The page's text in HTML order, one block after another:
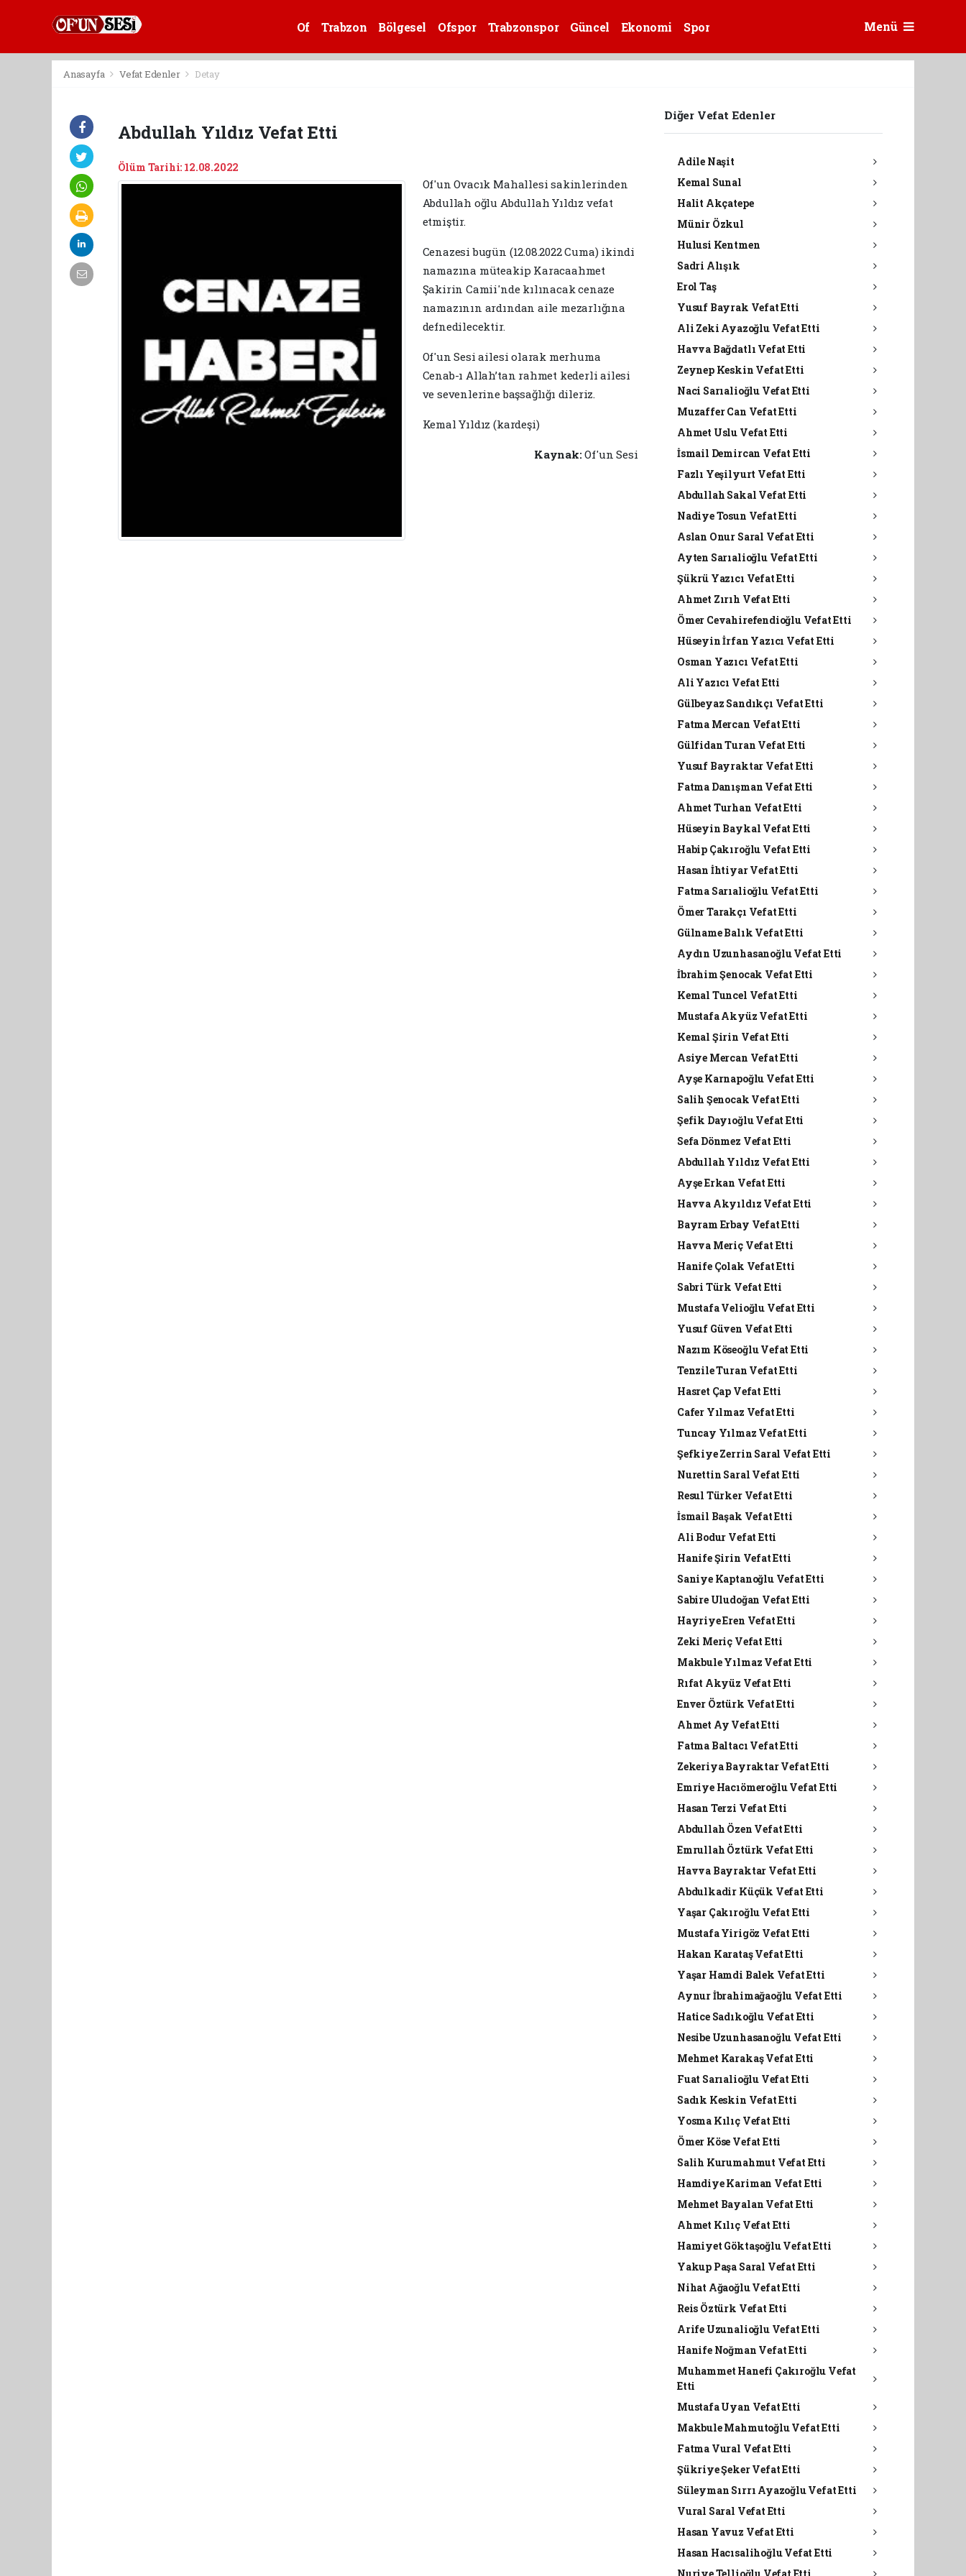
Of Trabzon Bölgesel Ofspor Trabzonspor Güncel Ekonomi Spor Menü
Anasayfa Vefat Edenler Detay
Abdullah Yıldız Vefat Etti
Ölüm Tarihi: 12.08.2022
Of'un Ovacık Mahallesi sakinlerinden
Abdullah oğlu Abdullah Yıldız vefat
etmiştir.
Cenazesi bugün (12.08.2022 Cuma) ikindi
namazına müteakip Karacaahmet
Şakirin Camii'nde kılınacak cenaze
namazının ardından aile mezarlığına
defnedilecektir.
Of'un Sesi ailesi olarak merhuma
Cenab-ı Allah’tan rahmet kederli ailesi
ve sevenlerine başsağlığı dileriz.
Kemal Yıldız (kardeşi)
Kaynak:Of'un Sesi
Diğer Vefat Edenler
Adile Naşit
Kemal Sunal
Halit Akçatepe
Münir Özkul
Hulusi Kentmen
Sadri Alışık
Erol Taş
Yusuf Bayrak Vefat Etti
Ali Zeki Ayazoğlu Vefat Etti
Havva Bağdatlı Vefat Etti
Zeynep Keskin Vefat Etti
Naci Sarıalioğlu Vefat Etti
Muzaffer Can Vefat Etti
Ahmet Uslu Vefat Etti
İsmail Demircan Vefat Etti
Fazlı Yeşilyurt Vefat Etti
Abdullah Sakal Vefat Etti
Nadiye Tosun Vefat Etti
Aslan Onur Saral Vefat Etti
Ayten Sarıalioğlu Vefat Etti
Şükrü Yazıcı Vefat Etti
Ahmet Zırıh Vefat Etti
Ömer Cevahirefendioğlu Vefat Etti
Hüseyin İrfan Yazıcı Vefat Etti
Osman Yazıcı Vefat Etti
Ali Yazıcı Vefat Etti
Gülbeyaz Sandıkçı Vefat Etti
Fatma Mercan Vefat Etti
Gülfidan Turan Vefat Etti
Yusuf Bayraktar Vefat Etti
Fatma Danışman Vefat Etti
Ahmet Turhan Vefat Etti
Hüseyin Baykal Vefat Etti
Habip Çakıroğlu Vefat Etti
Hasan İhtiyar Vefat Etti
Fatma Sarıalioğlu Vefat Etti
Ömer Tarakçı Vefat Etti
Gülname Balık Vefat Etti
Aydın Uzunhasanoğlu Vefat Etti
İbrahim Şenocak Vefat Etti
Kemal Tuncel Vefat Etti
Mustafa Akyüz Vefat Etti
Kemal Şirin Vefat Etti
Asiye Mercan Vefat Etti
Ayşe Karnapoğlu Vefat Etti
Salih Şenocak Vefat Etti
Şefik Dayıoğlu Vefat Etti
Sefa Dönmez Vefat Etti
Abdullah Yıldız Vefat Etti
Ayşe Erkan Vefat Etti
Havva Akyıldız Vefat Etti
Bayram Erbay Vefat Etti
Havva Meriç Vefat Etti
Hanife Çolak Vefat Etti
Sabri Türk Vefat Etti
Mustafa Velioğlu Vefat Etti
Yusuf Güven Vefat Etti
Nazım Köseoğlu Vefat Etti
Tenzile Turan Vefat Etti
Hasret Çap Vefat Etti
Cafer Yılmaz Vefat Etti
Tuncay Yılmaz Vefat Etti
Şefkiye Zerrin Saral Vefat Etti
Nurettin Saral Vefat Etti
Resul Türker Vefat Etti
İsmail Başak Vefat Etti
Ali Bodur Vefat Etti
Hanife Şirin Vefat Etti
Saniye Kaptanoğlu Vefat Etti
Sabire Uludoğan Vefat Etti
Hayriye Eren Vefat Etti
Zeki Meriç Vefat Etti
Makbule Yılmaz Vefat Etti
Rıfat Akyüz Vefat Etti
Enver Öztürk Vefat Etti
Ahmet Ay Vefat Etti
Fatma Baltacı Vefat Etti
Zekeriya Bayraktar Vefat Etti
Emriye Hacıömeroğlu Vefat Etti
Hasan Terzi Vefat Etti
Abdullah Özen Vefat Etti
Emrullah Öztürk Vefat Etti
Havva Bayraktar Vefat Etti
Abdulkadir Küçük Vefat Etti
Yaşar Çakıroğlu Vefat Etti
Mustafa Yirigöz Vefat Etti
Hakan Karataş Vefat Etti
Yaşar Hamdi Balek Vefat Etti
Aynur İbrahimağaoğlu Vefat Etti
Hatice Sadıkoğlu Vefat Etti
Nesibe Uzunhasanoğlu Vefat Etti
Mehmet Karakaş Vefat Etti
Fuat Sarıalioğlu Vefat Etti
Sadık Keskin Vefat Etti
Yosma Kılıç Vefat Etti
Ömer Köse Vefat Etti
Salih Kurumahmut Vefat Etti
Hamdiye Kariman Vefat Etti
Mehmet Bayalan Vefat Etti
Ahmet Kılıç Vefat Etti
Hamiyet Göktaşoğlu Vefat Etti
Yakup Paşa Saral Vefat Etti
Nihat Ağaoğlu Vefat Etti
Reis Öztürk Vefat Etti
Arife Uzunalioğlu Vefat Etti
Hanife Noğman Vefat Etti
Muhammet Hanefi Çakıroğlu Vefat
Etti
Mustafa Uyan Vefat Etti
Makbule Mahmutoğlu Vefat Etti
Fatma Vural Vefat Etti
Şükriye Şeker Vefat Etti
Süleyman Sırrı Ayazoğlu Vefat Etti
Vural Saral Vefat Etti
Hasan Yavuz Vefat Etti
Hasan Hacısalihoğlu Vefat Etti